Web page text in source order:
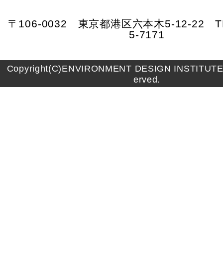
〒106-0032 東京都港区六本木5-12-22
5-7171
Copyright(C)ENVIRONMENT DESIGN
erved.